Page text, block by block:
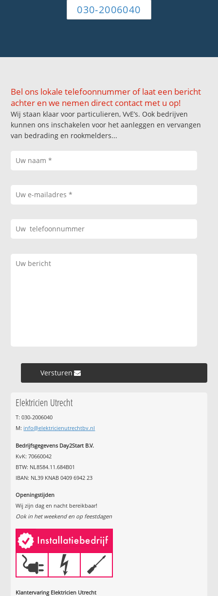
030-2006040
Bel ons lokale telefoonnummer of laat een bericht
achter en we nemen direct contact met u op!
Wij staan klaar voor particulieren, VvE’s. Ook bedrijven
kunnen ons inschakelen voor het aanleggen en vervangen
van bedrading en rookmelders...
Versturen »
Elektricien Utrecht
T: 030-2006040
M: info@elektricienutrechtbv.nl
Bedrijfsgegevens Day2Start B.V.
KvK: 70660042
BTW: NL8584.11.684B01
IBAN: NL39 KNAB 0409 6942 23
Openingstijden
Wij zijn dag en nacht bereikbaar!
Ook in het weekend en op feestdagen
Klantervaring Elektricien Utrecht